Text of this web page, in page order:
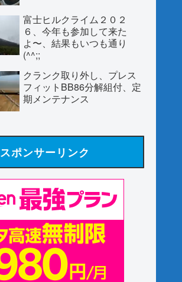
富士ヒルクライム２０２
６、今年も参加して来た
よ〜、結果もいつも通り
(^^;;
クランク取り外し、プレス
フィットBB86分解組付、定
期メンテナンス
スポンサーリンク